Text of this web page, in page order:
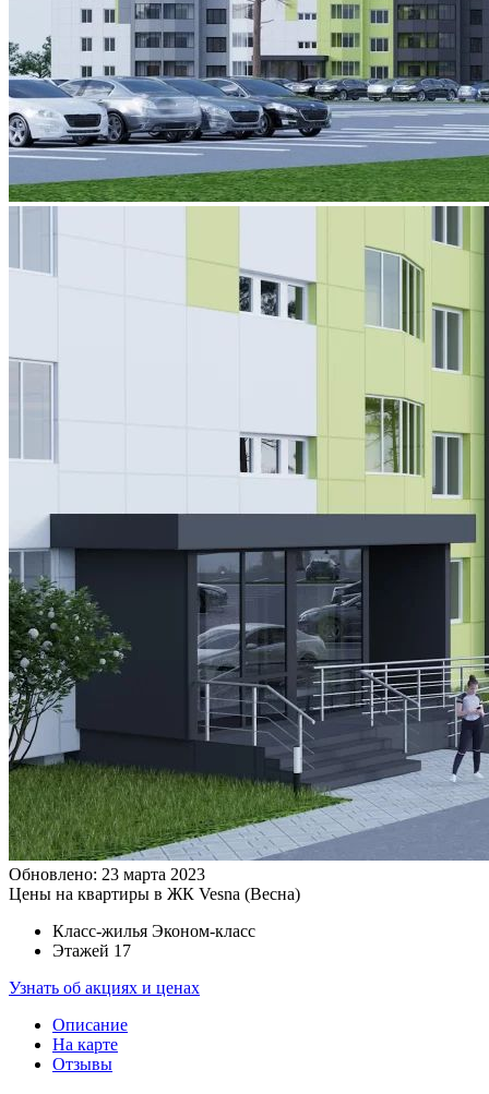
Обновлено: 23 марта 2023
Цены на квартиры в ЖК Vesna (Весна)
Класс-жилья Эконом-класс
Этажей 17
Узнать об акциях и ценах
Описание
На карте
Отзывы